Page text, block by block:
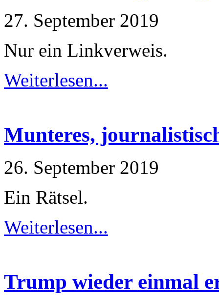
27. September 2019
Nur ein Linkverweis.
Weiterlesen...
Munteres,
26. September 2019
Ein Rätsel.
Weiterlesen...
Trump wieder einmal